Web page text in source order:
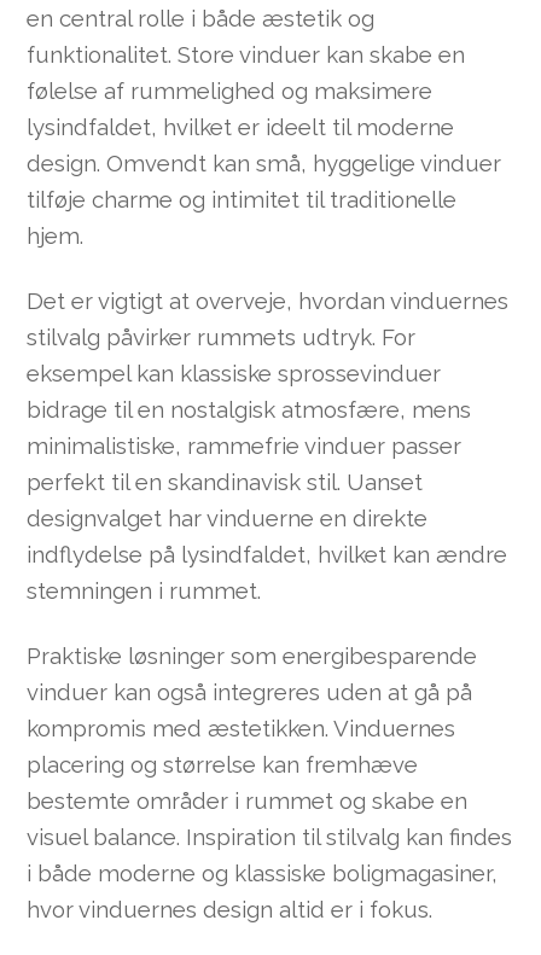
en central rolle i både æstetik og
funktionalitet. Store vinduer kan skabe en
følelse af rummelighed og maksimere
lysindfaldet, hvilket er ideelt til moderne
design. Omvendt kan små, hyggelige vinduer
tilføje charme og intimitet til traditionelle
hjem.
Det er vigtigt at overveje, hvordan vinduernes
stilvalg påvirker rummets udtryk. For
eksempel kan klassiske sprossevinduer
bidrage til en nostalgisk atmosfære, mens
minimalistiske, rammefrie vinduer passer
perfekt til en skandinavisk stil. Uanset
designvalget har vinduerne en direkte
indflydelse på lysindfaldet, hvilket kan ændre
stemningen i rummet.
Praktiske løsninger som energibesparende
vinduer kan også integreres uden at gå på
kompromis med æstetikken. Vinduernes
placering og størrelse kan fremhæve
bestemte områder i rummet og skabe en
visuel balance. Inspiration til stilvalg kan findes
i både moderne og klassiske boligmagasiner,
hvor vinduernes design altid er i fokus.